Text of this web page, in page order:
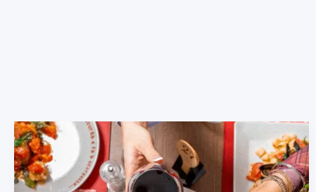
Il
sapore
della
libertà